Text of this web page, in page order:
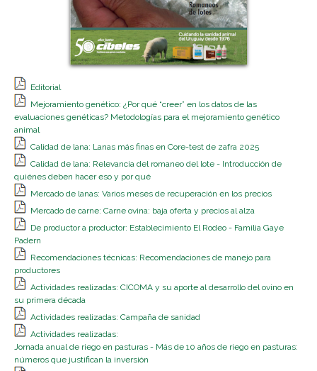
Editorial
Mejoramiento genético: ¿Por qué “creer” en los datos de las
evaluaciones genéticas? Metodologías para el mejoramiento genético
animal
Calidad de lana: Lanas más finas en Core-test de zafra 2025
Calidad de lana: Relevancia del romaneo del lote - Introducción de
quiénes deben hacer eso y por qué
Mercado de lanas: Varios meses de recuperación en los precios
Mercado de carne: Carne ovina: baja oferta y precios al alza
De productor a productor: Establecimiento El Rodeo - Familia Gaye
Padern
Recomendaciones técnicas: Recomendaciones de manejo para
productores
Actividades realizadas: CICOMA y su aporte al desarrollo del ovino en
su primera década
Actividades realizadas: Campaña de sanidad
Actividades realizadas:
Jornada anual de riego en pasturas - Más de 10 años de riego en pasturas:
números que justifican la inversión